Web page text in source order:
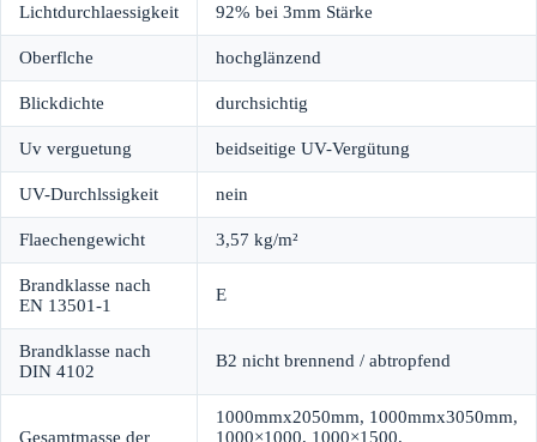
Lichtdurchlaessigkeit 92% bei 3mm Stärke
Oberflche hochglänzend
Blickdichte durchsichtig
Uv verguetung beidseitige UV-Vergütung
UV-Durchlssigkeit nein
Flaechengewicht 3,57 kg/m²
Brandklasse nach
EN 13501-1
E
Brandklasse nach
DIN 4102
B2 nicht brennend / abtropfend
Gesamtmasse der
1000mmx2050mm, 1000mmx3050mm,
1000×1000, 1000×1500,